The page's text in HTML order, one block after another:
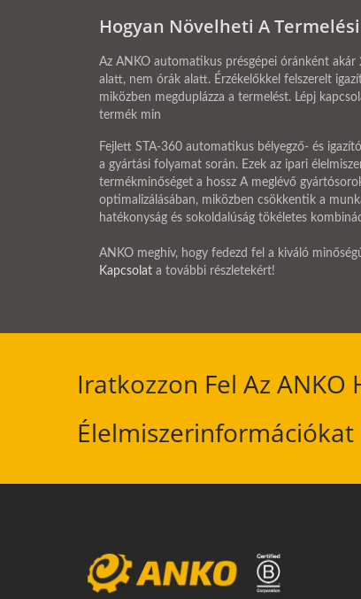
Hogyan Növelheti A
Az ANKO automatikus présgépei óránként
alatt, nem órák alatt. Érzékelőkkel felszerelt
miközben megduplázza a termelést. Lépj
termék min
Fejlett STA-360 automatikus bélyegző- és
a gyártási folyamat során. Ezek az ipari
termékminőséget a hossz A meglévő
optimalizálásában, miközben csökkentik a
hatékonyság és sokoldalúság tökéletes
ANKO meghív, hogy fedezd fel a kiváló
Kapcsolat a további részletekért!
Iratkozzon Fel Az
Élelmiszerinformációkat